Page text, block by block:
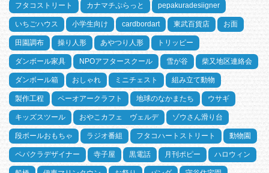
フタコストリート カナマチぷらっと pepakuradesiigner
いちごハウス 小学生向け cardbordart 東武百貨店 お面
田園調布 操り人形 あやつり人形 トリッピー
ダンボール家具 NPOアフタースクール 雪が谷 柴又地区連絡会
ダンボール箱 おしゃれ ミニチェスト 組み立て動物
製作工程 ペーオアークラフト 地球のなかまたち ウサギ
キッズスツール おやこカフェ ヴェルデ ゾウさん滑り台
段ボールおもちゃ ラジオ番組 フタコハートストリート 動物園
ペパクラデザイナー 寺子屋 黒電話 月刊ポピー ハロウィン